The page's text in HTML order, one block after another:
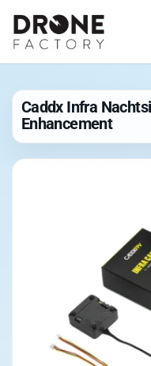
Caddx Infra
Enhancement